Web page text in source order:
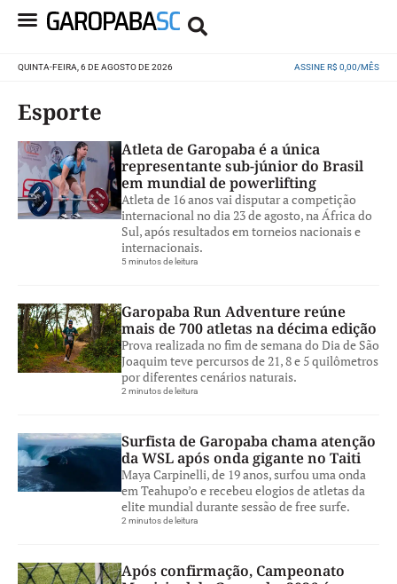
QUINTA-FEIRA, 6 DE AGOSTO DE 2026 ASSINE R$ 0,00/MÊS
Esporte
Atleta de Garopaba é a única
representante sub-júnior do Brasil
em mundial de powerlifting
Atleta de 16 anos vai disputar a competição
internacional no dia 23 de agosto, na África do
Sul, após resultados em torneios nacionais e
internacionais.
5 minutos de leitura
Garopaba Run Adventure reúne
mais de 700 atletas na décima edição
Prova realizada no fim de semana do Dia de São
Joaquim teve percursos de 21, 8 e 5 quilômetros
por diferentes cenários naturais.
2 minutos de leitura
Surfista de Garopaba chama atenção
da WSL após onda gigante no Taiti
Maya Carpinelli, de 19 anos, surfou uma onda
em Teahupo’o e recebeu elogios de atletas da
elite mundial durante sessão de free surfe.
2 minutos de leitura
Após confirmação, Campeonato